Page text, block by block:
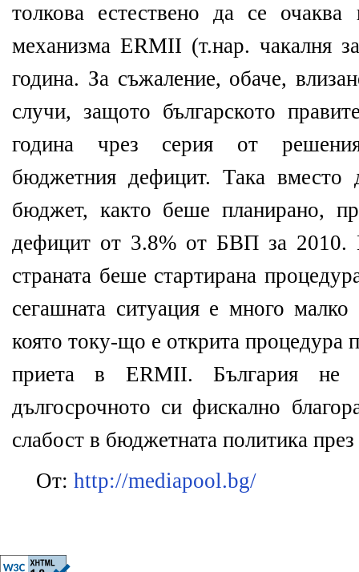
толкова естествено да се
механизма ERMII (т.нар. чакалня
година. За съжаление, обаче,
случи, защото българското
година чрез серия от
бюджетния дефицит. Така вместо
бюджет, както беше планирано,
дефицит от 3.8% от БВП за 2010.
страната беше стартирана
сегашната ситуация е много
която току-що е открита процедура
приета в ERMII. България не
дългосрочното си фискално
слабост в бюджетната политика
От: http://mediapool.bg/